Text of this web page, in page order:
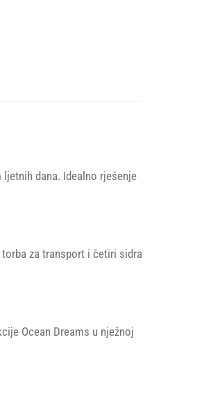
dana. Idealno rješenje
za transport i četiri sidra
Ocean Dreams u nježnoj